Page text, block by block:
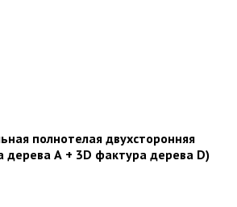
полнотелая двухсторонняя
А + 3D фактура дерева D)